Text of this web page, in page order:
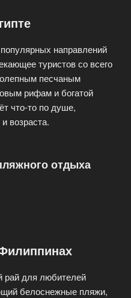
направлений
туристов со всего
песчаным
рифам и богатой
что-то по душе,
возраста.
отдыха
для любителей
белоснежные пляжи,